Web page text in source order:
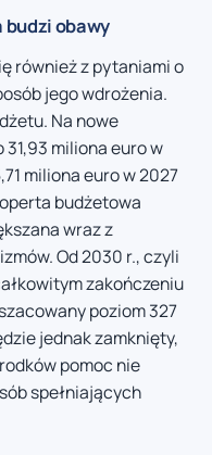
obawy
również z pytaniami o
jego wdrożenia.
Na nowe
miliona euro w
miliona euro w 2027
budżetowa
wraz z
Od 2030 r., czyli
zakończeniu
poziom 327
jednak zamknięty,
pomoc nie
spełniających